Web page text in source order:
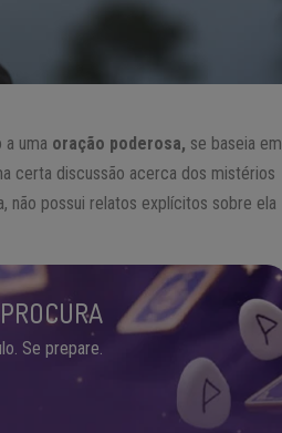
uma oração poderosa, se baseia em
certa discussão acerca dos mistérios
não possui relatos explícitos sobre ela
Se prepare.